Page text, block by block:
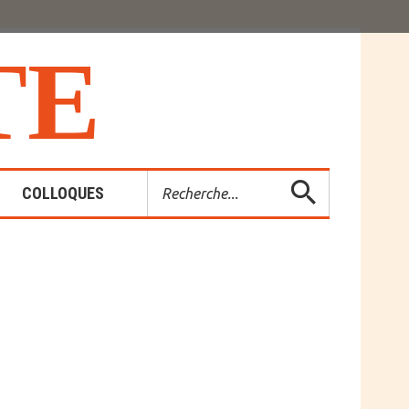
E
COLLOQUES
Rechercher